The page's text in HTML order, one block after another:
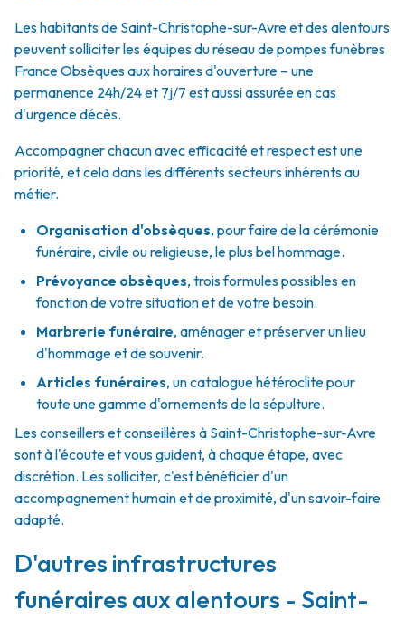
Les habitants de Saint-Christophe-sur-Avre et des alentours
peuvent solliciter les équipes du réseau de pompes funèbres
France Obsèques aux horaires d'ouverture – une
permanence 24h/24 et 7j/7 est aussi assurée en cas
d'urgence décès.
Accompagner chacun avec efficacité et respect est une
priorité, et cela dans les différents secteurs inhérents au
métier.
Organisation d'obsèques, pour faire de la cérémonie
funéraire, civile ou religieuse, le plus bel hommage.
Prévoyance obsèques, trois formules possibles en
fonction de votre situation et de votre besoin.
Marbrerie funéraire, aménager et préserver un lieu
d'hommage et de souvenir.
Articles funéraires, un catalogue hétéroclite pour
toute une gamme d'ornements de la sépulture.
Les conseillers et conseillères à Saint-Christophe-sur-Avre
sont à l'écoute et vous guident, à chaque étape, avec
discrétion. Les solliciter, c'est bénéficier d'un
accompagnement humain et de proximité, d'un savoir-faire
adapté.
D'autres infrastructures
funéraires aux alentours - Saint-